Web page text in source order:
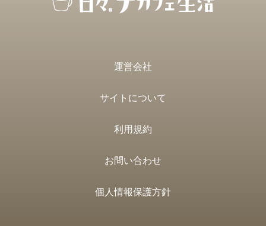
運営会社
サイトについて
利用規約
お問い合わせ
個人情報保護方針